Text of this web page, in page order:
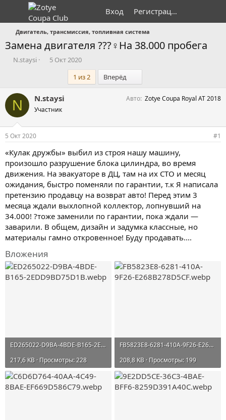
Вход Регистрация
Двигатель, трансмиссия, топливная система
Замена двигателя ???‍♀️На 38.000 пробега
А
р
т
м
ы
N.staysi
Д
н
ч
а
5 Окт 2020
1 из 2
Вперёд
N N.staysi
Участник
Авто Zotye Coupa Royal AT 2018
5 Окт 2020 #1
«Кулак дружбы» выбил из строя нашу машину,
произошло разрушение блока цилиндра, во время
движения. На эвакуаторе в ДЦ, там на их СТО и месяц
ожидания, быстро поменяли по гарантии, т.к Я написала
претензию продавцу на возврат авто! Перед этим 3
месяца ждали выхлопной коллектор, лопнувший на
34.000! ?тоже заменили по гарантии, пока ждали —
заварили. В общем, дизайн и задумка классные, но
материалы гамно откровенное! Буду продавать....
Вложения
ED265022-D9BA-4BDE-B165-2EDD9BD75D1B.webp
217,6 KB · Просмотры: 228
FB5823E8-6281-410A-9F26-E268B278D5CF.webp
208,8 KB · Просмотры: 199